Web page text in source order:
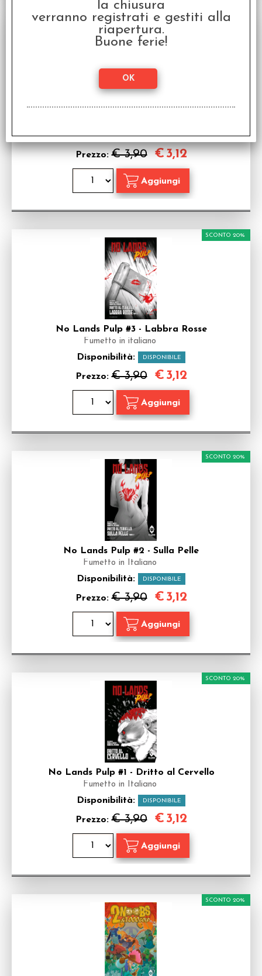
No Lands Pulp #4 - Spalle Larghe
Disponibilità: DISPONIBILE
Prezzo:€ 3,90 €3,12
No Lands Pulp #3 - Labbra Rosse
Fumetto in italiano
Disponibilità: DISPONIBILE
Prezzo:€ 3,90
SCONTO 20%
€ 3,12
No Lands Pulp #2 - Sulla Pelle
Fumetto in Italiano
Disponibilità: DISPONIBILE
Prezzo:€ 3,90
SCONTO 20%
€ 3,12
No Lands Pulp #1 - Dritto al Cervello
Fumetto in Italiano
Disponibilità: DISPONIBILE
Prezzo:€ 3,90
SCONTO 20%
€ 3,12
SCONTO 20%
la chiusura
verranno registrati e gestiti alla
riapertura.
Buone ferie!